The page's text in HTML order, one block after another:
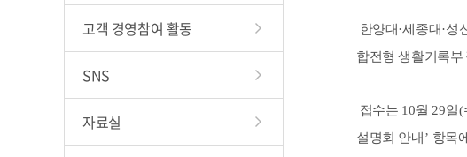
고객 경영참여 활동
SNS
자료실
한양대·세종대·성
합전형 생활기록부
접수는 10월 29일(
설명회 안내 ’ 항목